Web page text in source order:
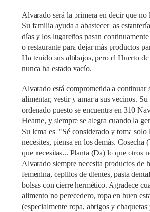
Alvarado será la primera en decir que no
Su familia ayuda a abastecer las
días y los lugareños pasan continuamente
o restaurante para dejar más productos
Ha tenido sus altibajos, pero el Huerto de
nunca ha estado vacío.
Alvarado está comprometida a continuar
alimentar, vestir y amar a sus vecinos. Su
ordenado puesto se encuentra en 310
Hearne, y siempre se alegra cuando la
Su lema es: "Sé considerado y toma solo
necesites, piensa en los demás. Cosecha
que necesitas... Planta (Da) lo que otros
Alvarado siempre necesita productos de
femenina, cepillos de dientes, pasta
bolsas con cierre hermético. Agradece
alimento no perecedero, ropa en buen
(especialmente ropa, abrigos y chaquetas